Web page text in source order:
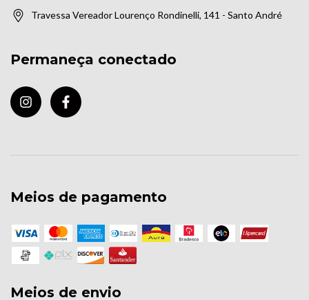
Travessa Vereador Lourenço Rondinelli, 141 - Santo André
Permaneça conectado
Meios de pagamento
Meios de envio